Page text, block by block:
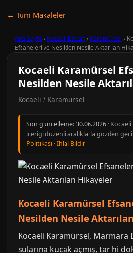
← Tum Makaleler
Ana Sayfa › Kocaeli Escort› Karamürsel ›
Efsaneleri ve Nesilden Nesile Aktarılan
Kocaeli Karamürsel
Nesilden Nesile
Kocaeli / Karamürsel
Son guncelleme:30.06.2026 ·
icerigi duzenli araliklarla gozden
Politikasi ·Ihlal Bildir
Kocaeli Karamürsel
Nesilden Nesile
Kocaeli Karamürsel, Marmara
sularına kucak açmış, tarihi